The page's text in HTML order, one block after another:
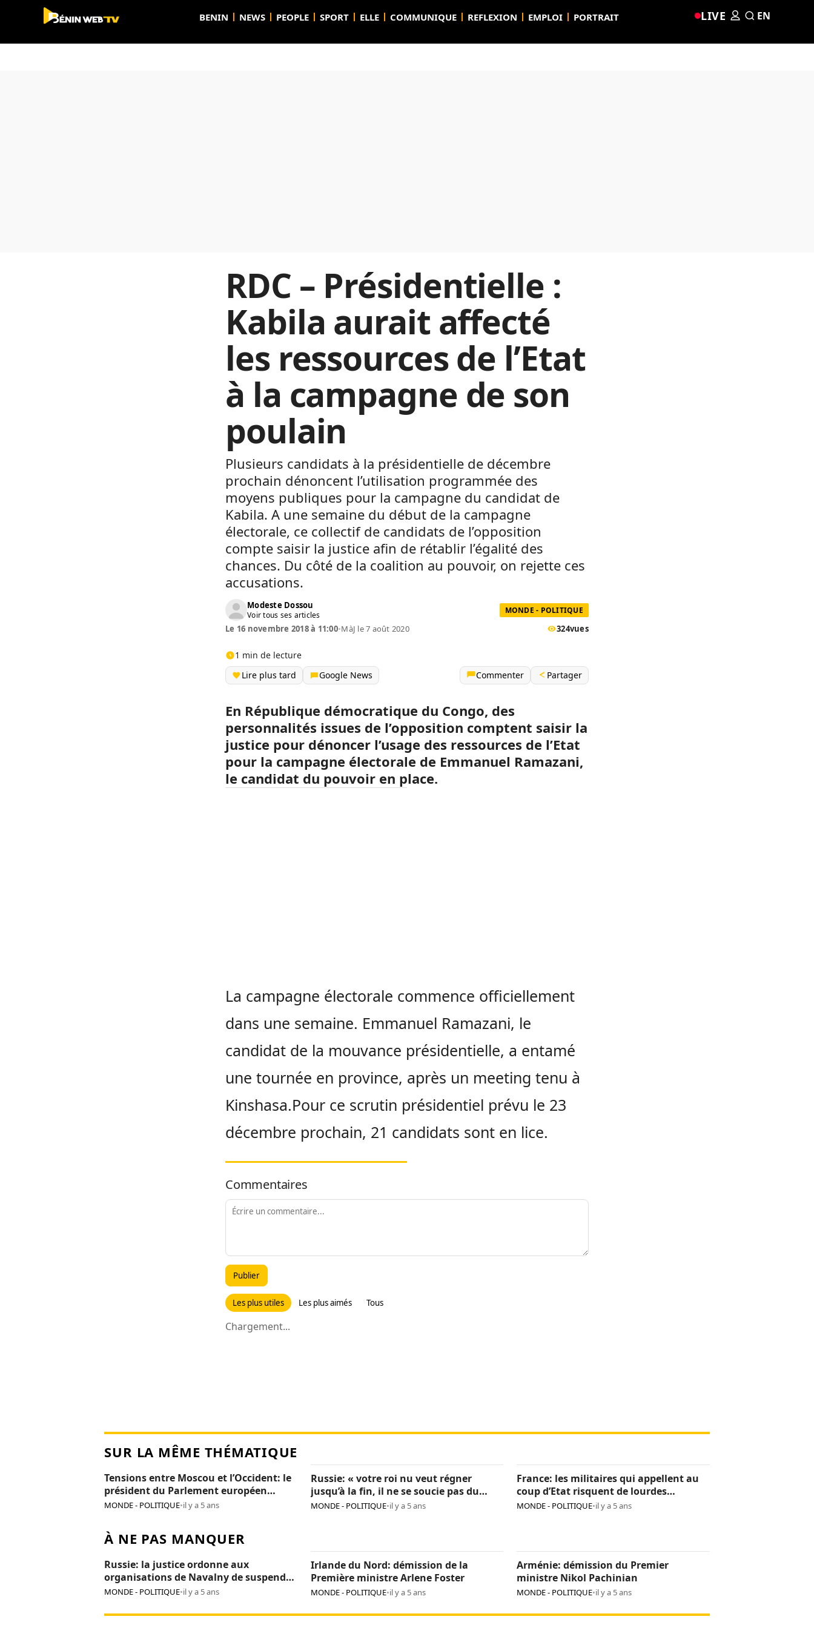
BENIN NEWS PEOPLE SPORT ELLE COMMUNIQUE REFLEXION EMPLOI PORTRAIT LIVE EN
RDC – Présidentielle :
Kabila aurait affecté
les ressources de l’Etat
à la campagne de son
poulain
Plusieurs candidats à la présidentielle de décembre
prochain dénoncent l’utilisation programmée des
moyens publiques pour la campagne du candidat de
Kabila. A une semaine du début de la campagne
électorale, ce collectif de candidats de l’opposition
compte saisir la justice afin de rétablir l’égalité des
chances. Du côté de la coalition au pouvoir, on rejette ces
accusations.
Modeste Dossou
Voir tous ses articles MONDE - POLITIQUE
Le 16 novembre 2018 à 11:00•MàJ le 7 août 2020 324vues
1 min de lecture
Lire plus tard
Google News Commenter Partager
En République démocratique du Congo, des
personnalités issues de l’opposition comptent saisir la
justice pour dénoncer l’usage des ressources de l’Etat
pour la campagne électorale de Emmanuel Ramazani,
le candidat du pouvoir en place.
La campagne électorale commence officiellement
dans une semaine. Emmanuel Ramazani, le
candidat de la mouvance présidentielle, a entamé
une tournée en province, après un meeting tenu à
Kinshasa.Pour ce scrutin présidentiel prévu le 23
décembre prochain, 21 candidats sont en lice.
Commentaires
Publier
Les plus utiles Les plus aimés Tous
Chargement...
SUR LA MÊME THÉMATIQUE
Tensions entre Moscou et l’Occident: le
président du Parlement européen
persona non grata en Russie
MONDE - POLITIQUE•il y a 5 ans
Russie: « votre roi nu veut régner
jusqu’à la fin, il ne se soucie pas du
pays », Navalny critique encore Poutine
MONDE - POLITIQUE•il y a 5 ans
France: les militaires qui appellent au
coup d’Etat risquent de lourdes
sanctions
MONDE - POLITIQUE•il y a 5 ans
À NE PAS MANQUER
Russie: la justice ordonne aux
organisations de Navalny de suspendre
leurs activités
MONDE - POLITIQUE•il y a 5 ans
Irlande du Nord: démission de la
Première ministre Arlene Foster
MONDE - POLITIQUE•il y a 5 ans
Arménie: démission du Premier
ministre Nikol Pachinian
MONDE - POLITIQUE•il y a 5 ans